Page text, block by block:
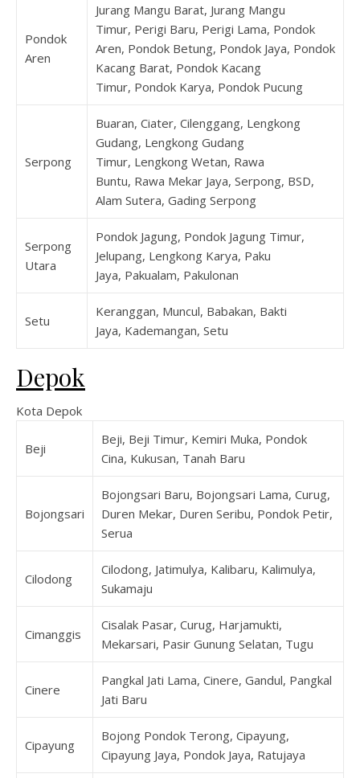
Pondok
Aren
Jurang Mangu Barat, Jurang Mangu
Timur, Perigi Baru, Perigi Lama, Pondok
Aren, Pondok Betung, Pondok Jaya, Pondok
Kacang Barat, Pondok Kacang
Timur, Pondok Karya, Pondok Pucung
Serpong
Buaran, Ciater, Cilenggang, Lengkong
Gudang, Lengkong Gudang
Timur, Lengkong Wetan, Rawa
Buntu, Rawa Mekar Jaya, Serpong, BSD,
Alam Sutera, Gading Serpong
Serpong
Utara
Pondok Jagung, Pondok Jagung Timur,
Jelupang, Lengkong Karya, Paku
Jaya, Pakualam, Pakulonan
Setu
Keranggan, Muncul, Babakan, Bakti
Jaya, Kademangan, Setu
Depok
Kota Depok
Beji
Beji, Beji Timur, Kemiri Muka, Pondok
Cina, Kukusan, Tanah Baru
Bojongsari
Bojongsari Baru, Bojongsari Lama, Curug,
Duren Mekar, Duren Seribu, Pondok Petir,
Serua
Cilodong
Cilodong, Jatimulya, Kalibaru, Kalimulya,
Sukamaju
Cimanggis
Cisalak Pasar, Curug, Harjamukti,
Mekarsari, Pasir Gunung Selatan, Tugu
Cinere
Pangkal Jati Lama, Cinere, Gandul, Pangkal
Jati Baru
Cipayung
Bojong Pondok Terong, Cipayung,
Cipayung Jaya, Pondok Jaya, Ratujaya